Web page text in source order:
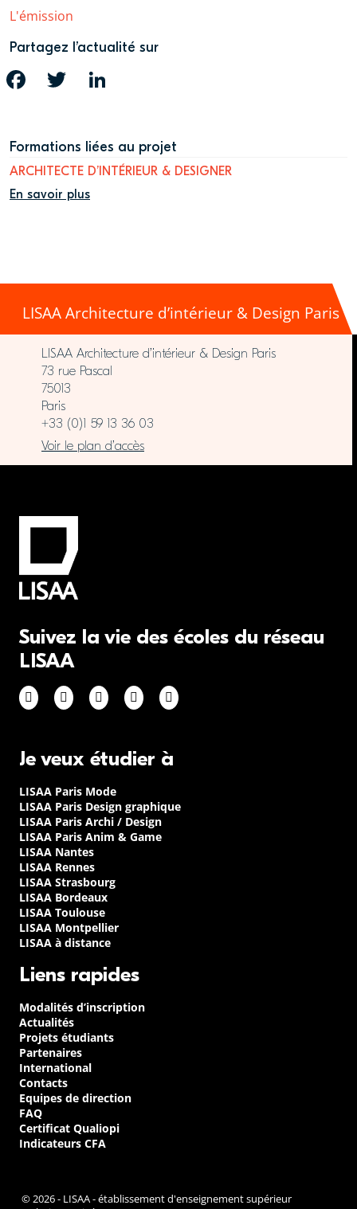
L'émission
Partagez l’actualité sur
FACEBOOK TWITTER
Formations liées au projet
ARCHITECTE D’INTÉRIEUR & DESIGNER
En savoir plus
LISAA Architecture d’intérieur & Design Paris
LISAA Architecture d’intérieur & Design Paris
73 rue Pascal
75013
Paris
+33 (0)1 59 13 36 03
Voir le plan d’accès
Suivez la vie des écoles du réseau
LISAA
Je veux étudier à
LISAA Paris Mode
LISAA Paris Design graphique
LISAA Paris Archi / Design
LISAA Paris Anim & Game
LISAA Nantes
LISAA Rennes
LISAA Strasbourg
LISAA Bordeaux
LISAA Toulouse
LISAA Montpellier
LISAA à distance
Liens rapides
Modalités d’inscription
Actualités
Projets étudiants
Partenaires
International
Contacts
Equipes de direction
FAQ
Certificat Qualiopi
Indicateurs CFA
© 2026 - LISAA - établissement d'enseignement supérieur